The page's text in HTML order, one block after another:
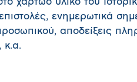
χαρτώο υλικό του
ενημερωτικά
αποδείξεις
κ.α.